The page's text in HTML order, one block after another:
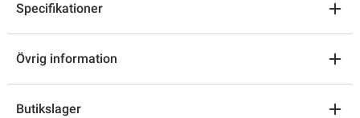
Specifikationer
Övrig information
Butikslager